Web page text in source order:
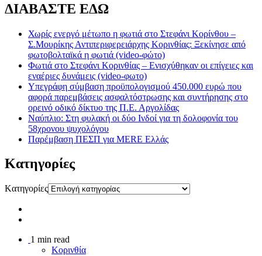
ΔΙΑΒΑΣΤΕ ΕΔΩ
Χωρίς ενεργό μέτωπο η φωτιά στο Στεφάνι Κορίνθου –
Σ.Μουρίκης Αντιπεριφερειάρχης Κορινθίας: Ξεκίνησε από
φωτοβολταϊκά η φωτιά (video-φώτο)
Φωτιά στο Στεφάνι Κορινθίας – Ενισχύθηκαν οι επίγειες και
εναέριες δυνάμεις (video-φωτο)
Υπεγράφη σύμβαση προϋπολογισμού 450.000 ευρώ που
αφορά παρεμβάσεις ασφαλτόστρωσης και συντήρησης στο
ορεινό οδικό δίκτυο της Π.Ε. Αργολίδας
Ναύπλιο: Στη φυλακή οι δύο Ινδοί για τη δολοφονία του
58χρονου ψυχολόγου
Παρέμβαση ΠΕΣΠ για MERE Ελλάς
Kατηγορίες
Kατηγορίες
1 min read
Κορινθία